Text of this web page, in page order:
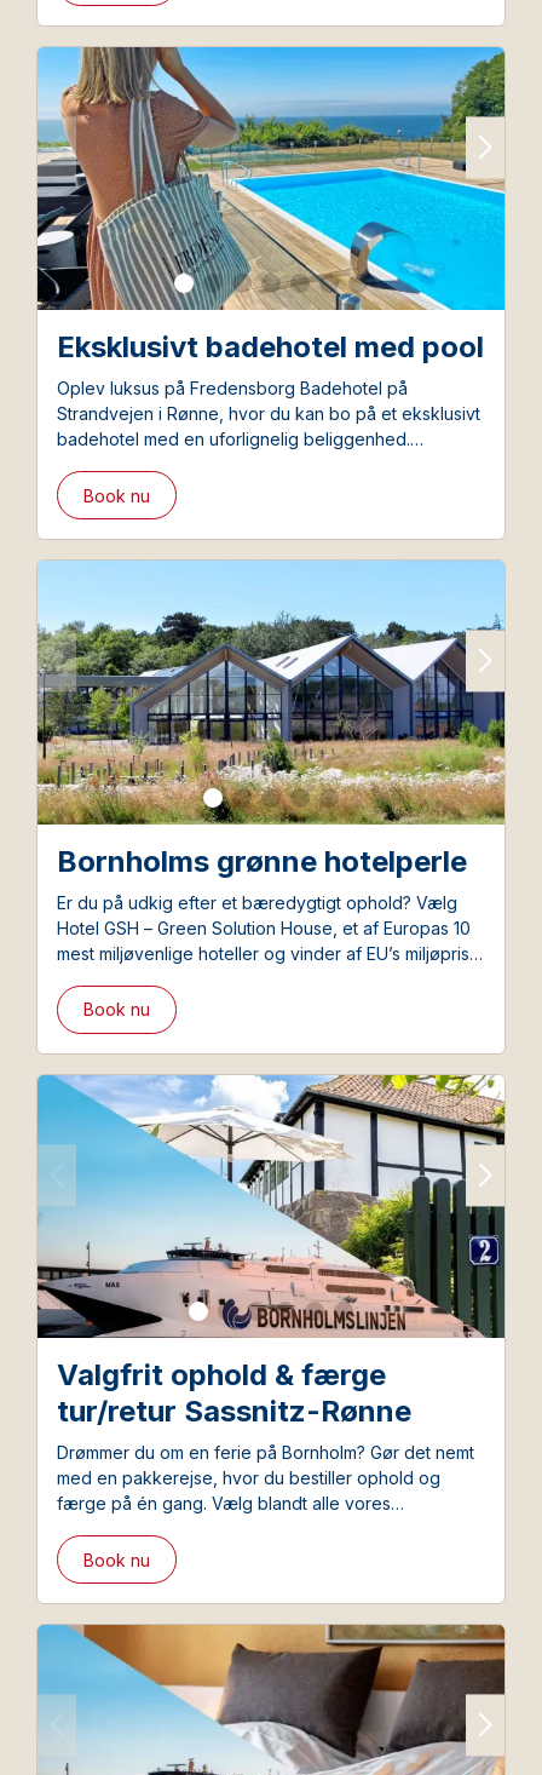
Eksklusivt badehotel med pool
Oplev luksus på Fredensborg Badehotel på
Strandvejen i Rønne, hvor du kan bo på et eksklusivt
badehotel med en uforlignelig beliggenhed.
Book nu
Bornholms grønne hotelperle
Er du på udkig efter et bæredygtigt ophold? Vælg
Hotel GSH – Green Solution House, et af Europas 10
mest miljøvenlige hoteller og vinder af EU’s miljøpris.
på et perfekt afbræk i smukke omgivelser.
Book nu
Valgfrit ophold & færge
tur/retur Sassnitz-Rønne
Drømmer du om en ferie på Bornholm? Gør det nemt
med en pakkerejse, hvor du bestiller ophold og
færge på én gang. Vælg blandt alle vores
pakkerejsebillet fra Bornholmslinjen.
Book nu